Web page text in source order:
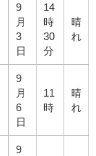
9
月
3
日
14
時
30
分
晴
れ
9
月
6
日
11
時
晴
れ
9